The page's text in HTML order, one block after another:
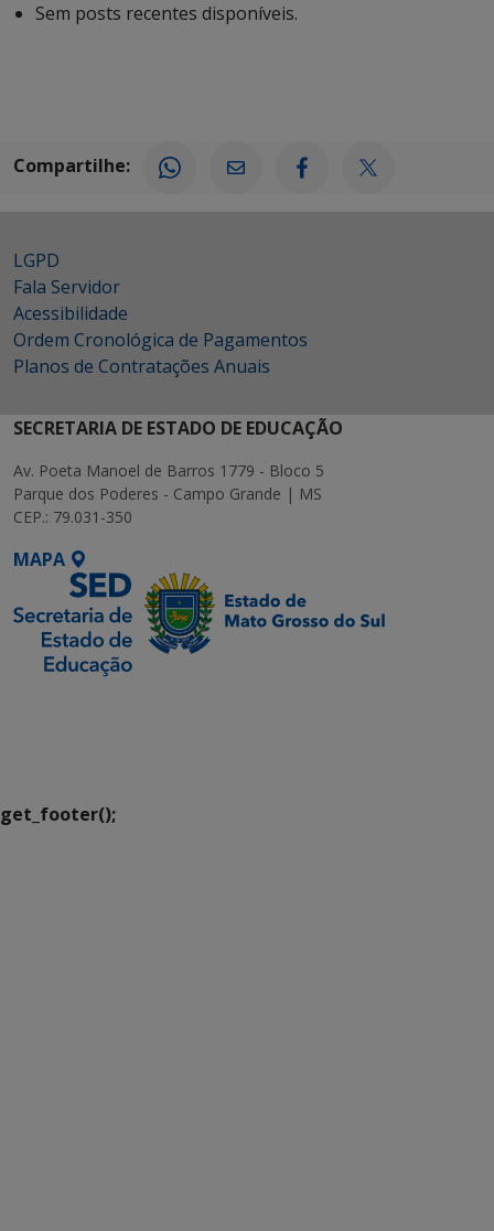
Sem posts recentes disponíveis.
Compartilhe:
LGPD
Fala Servidor
Acessibilidade
Ordem Cronológica de Pagamentos
Planos de Contratações Anuais
SECRETARIA DE ESTADO DE EDUCAÇÃO
Av. Poeta Manoel de Barros 1779 - Bloco 5
Parque dos Poderes - Campo Grande | MS
CEP.: 79.031-350
MAPA
get_footer();